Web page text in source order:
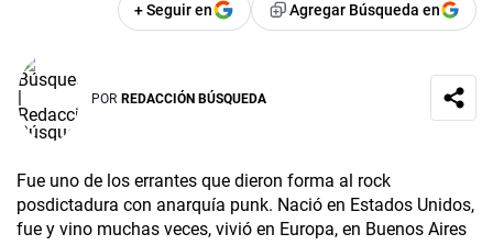
+ Seguir en Agregar Búsqueda en
POR REDACCIÓN BÚSQUEDA
Fue uno de los errantes que dieron forma al rock
posdictadura con anarquía punk. Nació en Estados Unidos,
fue y vino muchas veces, vivió en Europa, en Buenos Aires